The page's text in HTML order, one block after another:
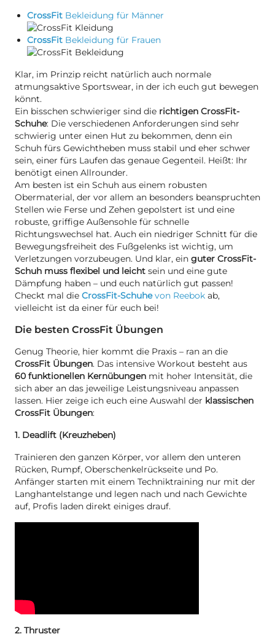
CrossFit Bekleidung für Männer
CrossFit Bekleidung für Frauen
Klar, im Prinzip reicht natürlich auch normale
atmungsaktive Sportswear, in der ich euch gut bewegen
könnt.
Ein bisschen schwieriger sind die richtigen CrossFit-
Schuhe: Die verschiedenen Anforderungen sind sehr
schwierig unter einen Hut zu bekommen, denn ein
Schuh fürs Gewichtheben muss stabil und eher schwer
sein, einer fürs Laufen das genaue Gegenteil. Heißt: Ihr
benötigt einen Allrounder.
Am besten ist ein Schuh aus einem robusten
Obermaterial, der vor allem an besonders beanspruchten
Stellen wie Ferse und Zehen gepolstert ist und eine
robuste, griffige Außensohle für schnelle
Richtungswechsel hat. Auch ein niedriger Schnitt für die
Bewegungsfreiheit des Fußgelenks ist wichtig, um
Verletzungen vorzubeugen. Und klar, ein guter CrossFit-
Schuh muss flexibel und leicht sein und eine gute
Dämpfung haben – und euch natürlich gut passen!
Checkt mal die CrossFit-Schuhevon Reebok ab,
vielleicht ist da einer für euch bei!
Die besten CrossFit Übungen
Genug Theorie, hier kommt die Praxis – ran an die
CrossFit Übungen. Das intensive Workout besteht aus
60 funktionellen Kernübungen mit hoher Intensität, die
sich aber an das jeweilige Leistungsniveau anpassen
lassen. Hier zeige ich euch eine Auswahl der klassischen
CrossFit Übungen:
1. Deadlift (Kreuzheben)
Trainieren den ganzen Körper, vor allem den unteren
Rücken, Rumpf, Oberschenkelrückseite und Po.
Anfänger starten mit einem Techniktraining nur mit der
Langhantelstange und legen nach und nach Gewichte
auf, Profis laden direkt einiges drauf.
2. Thruster